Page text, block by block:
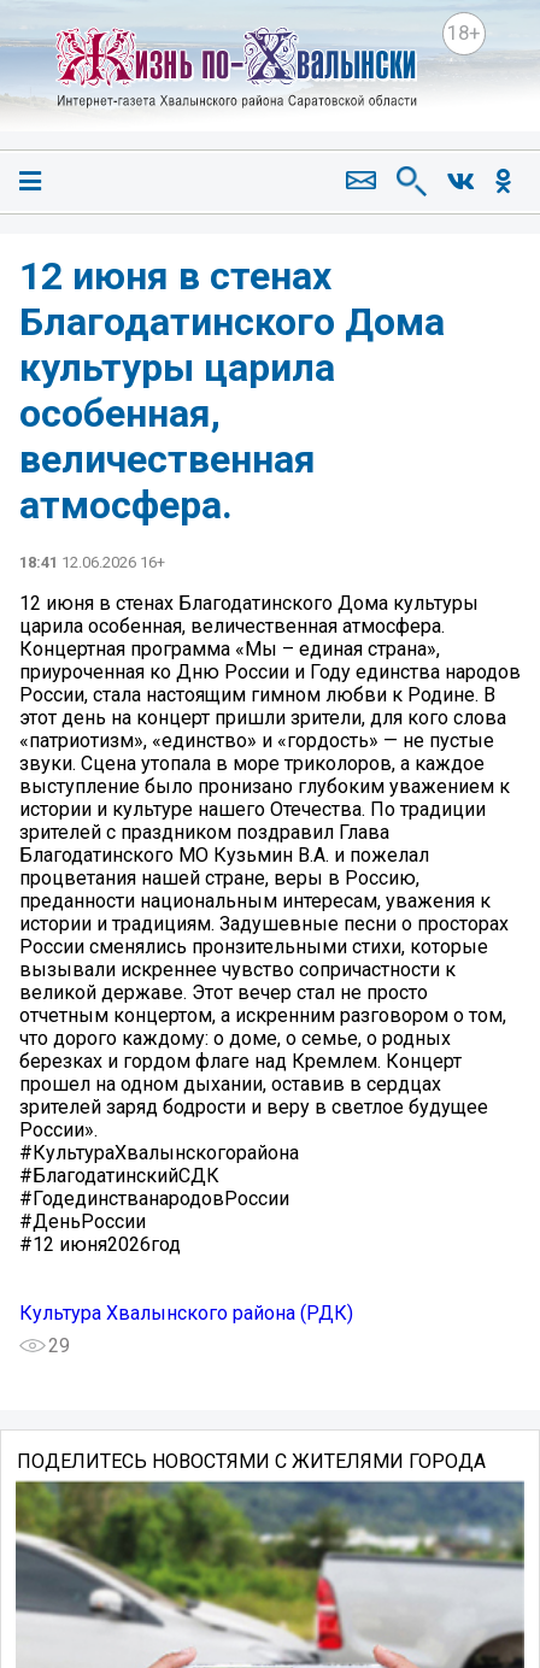
18+
12 июня в стенах
Благодатинского Дома
культуры царила
особенная,
величественная
атмосфера.
18:41 12.06.2026 16+
12 июня в стенах Благодатинского Дома культуры
царила особенная, величественная атмосфера.
Концертная программа «Мы – единая страна»,
приуроченная ко Дню России и Году единства народов
России, стала настоящим гимном любви к Родине. В
этот день на концерт пришли зрители, для кого слова
«патриотизм», «единство» и «гордость» — не пустые
звуки. Сцена утопала в море триколоров, а каждое
выступление было пронизано глубоким уважением к
истории и культуре нашего Отечества. По традиции
зрителей с праздником поздравил Глава
Благодатинского МО Кузьмин В.А. и пожелал
процветания нашей стране, веры в Россию,
преданности национальным интересам, уважения к
истории и традициям. Задушевные песни о просторах
России сменялись пронзительными стихи, которые
вызывали искреннее чувство сопричастности к
великой державе. Этот вечер стал не просто
отчетным концертом, а искренним разговором о том,
что дорого каждому: о доме, о семье, о родных
березках и гордом флаге над Кремлем. Концерт
прошел на одном дыхании, оставив в сердцах
зрителей заряд бодрости и веру в светлое будущее
России».
#КультураХвалынскогорайона
#БлагодатинскийСДК
#ГодединстванародовРоссии
#ДеньРоссии
#12 июня2026год
Культура Хвалынского района (РДК)
29
ПОДЕЛИТЕСЬ НОВОСТЯМИ С ЖИТЕЛЯМИ ГОРОДА